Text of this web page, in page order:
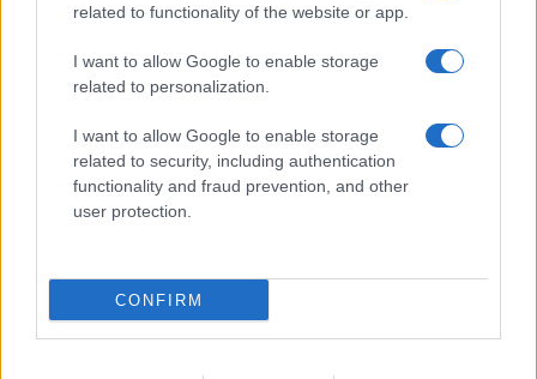
related to functionality of the website or app.
I want to allow Google to enable storage
related to personalization.
I want to allow Google to enable storage
related to security, including authentication
functionality and fraud prevention, and other
user protection.
CONFIRM